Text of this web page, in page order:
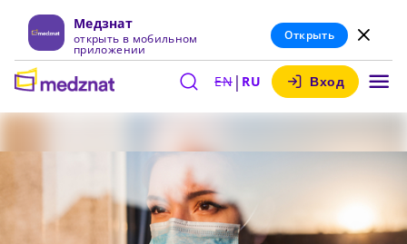
Медзнат
открыть в мобильном
приложении
Открыть
EN| RU Вход